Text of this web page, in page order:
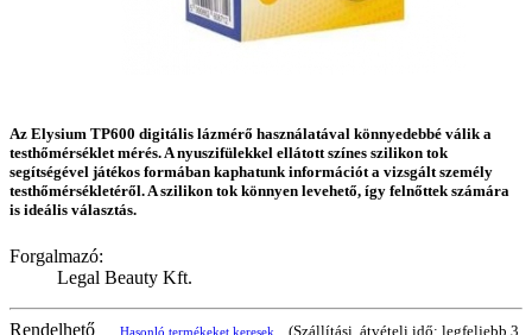
Az Elysium TP600 digitális lázmérő használatával könnyedebbé válik a
testhőmérséklet mérés. A nyuszifülekkel ellátott színes szilikon tok
segítségével játékos formában kaphatunk információt a vizsgált személy
testhőmérsékletéről. A szilikon tok könnyen levehető, így felnőttek számára
is ideális választás.
Forgalmazó:
Legal Beauty Kft.
Rendelhető Hasonló termékeket keresek (Szállítási, átvételi idő: legfeljebb 3